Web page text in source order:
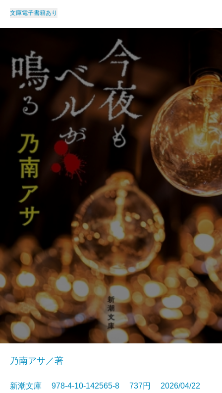
文庫電子書籍あり
乃南アサ／著
新潮文庫 978-4-10-142565-8 737円 2026/04/22